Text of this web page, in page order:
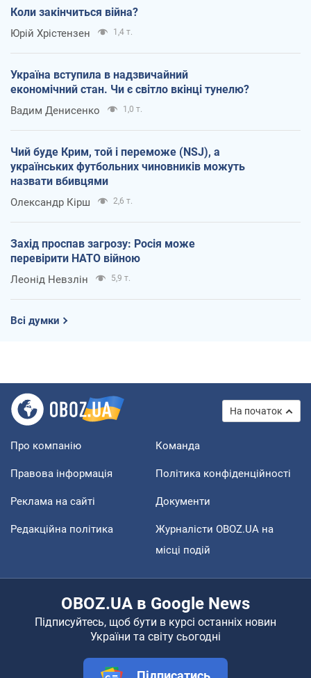
Коли закінчиться війна?
Юрій Хрістензен 1,4 т.
Україна вступила в надзвичайний
економічний стан. Чи є світло вкінці тунелю?
Вадим Денисенко 1,0 т.
Чий буде Крим, той і переможе (NSJ), а
українських футбольних чиновників можуть
назвати вбивцями
Олександр Кірш 2,6 т.
Захід проспав загрозу: Росія може
перевірити НАТО війною
Леонід Невзлін 5,9 т.
Всі думки
На початок
Про компанію Команда
Правова інформація Політика конфіденційності
Реклама на сайті Документи
Редакційна політика
Журналісти OBOZ.UA на
місці подій
OBOZ.UA в Google News
Підписуйтесь, щоб бути в курсі останніх новин
України та світу сьогодні